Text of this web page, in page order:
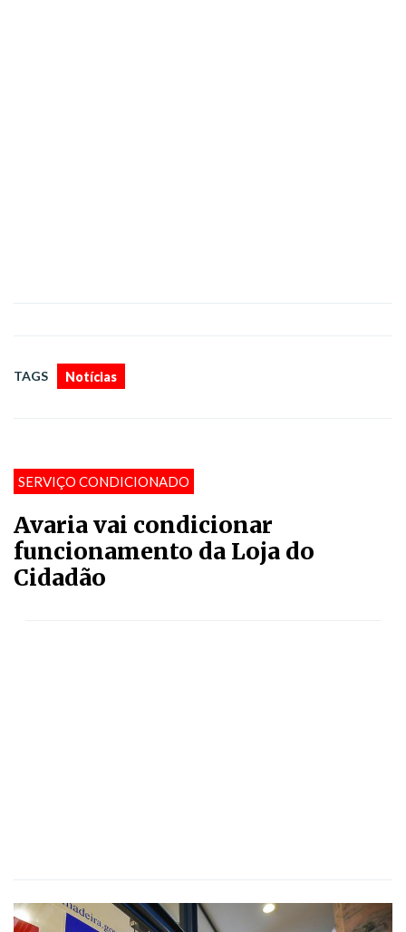
TAGS Notícias
SERVIÇO CONDICIONADO
Avaria vai condicionar
funcionamento da Loja do
Cidadão